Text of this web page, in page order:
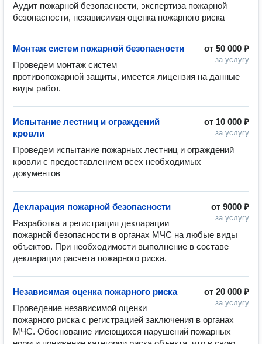
Аудит пожарной безопасности, экспертиза пожарной
безопасности, независимая оценка пожарного риска
от 50 000 ₽
за услугу
Монтаж систем пожарной безопасности
Проведем монтаж систем
противопожарной защиты, имеется лицензия на данные
виды работ.
от 10 000 ₽
за услугу
Испытание лестниц и ограждений
кровли
Проведем испытание пожарных лестниц и ограждений
кровли с предоставлением всех необходимых
документов
от 9000 ₽
за услугу
Декларация пожарной безопасности
Разработка и регистрация декларации
пожарной безопасности в органах МЧС на любые виды
объектов. При необходимости выполнение в составе
декларации расчета пожарного риска.
от 20 000 ₽
за услугу
Независимая оценка пожарного риска
Проведение независимой оценки
пожарного риска с регистрацией заключения в органах
МЧС. Обоснование имеющихся нарушений пожарных